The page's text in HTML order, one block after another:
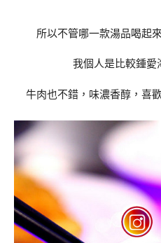
所以不管哪一款湯品喝起
我個人是比較鍾愛
牛肉也不錯，味濃香醇，喜